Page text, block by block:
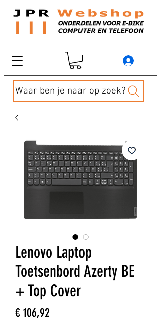
Waar ben je naar op zoek?
Lenovo Laptop
Toetsenbord Azerty BE
+ Top Cover
€ 106,92